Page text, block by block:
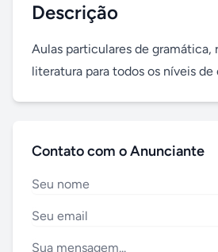
Descrição
Aulas particulares de gramática,
literatura para todos os níveis de
Contato com o Anunciante